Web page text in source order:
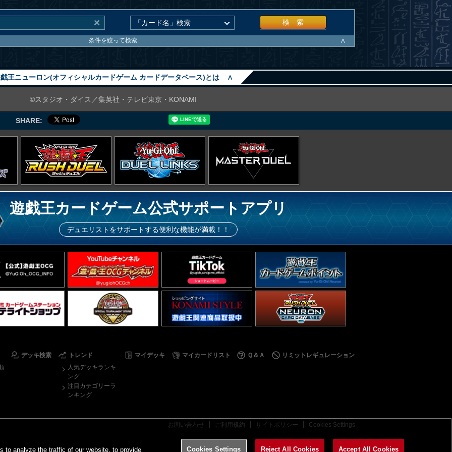
検 索
条件を絞って検索 ∧
王ニューロン(オフィシャルカードゲーム カードデータベース)とは ∧
©スタジオ・ダイス／集英社・テレビ東京・KONAMI
SHARE:
遊戯王カードゲーム公式サポートアプリ
デュエリストをサポートする便利な機能が満載！！
デッキ検索
トレンド
人気デッキランキ
ング
注目カテゴリーラ
ンキング
マイデッキ マイカードリスト Ｑ＆Ａ リミットレギュレーション
お問い合わせ ご利用規約 サイトポリシー Cookies Settings
to analyze the traffic of our website, to provide Cookies Settings Reject All Cookies Accept All Cookies